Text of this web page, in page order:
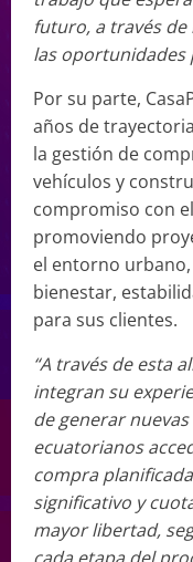
futuro, a través
las oportunidades
Por su parte,
años de
la gestión de
vehículos y
compromiso con
promoviendo
el entorno
bienestar,
para sus clientes.
“A través de esta
integran su
de generar
ecuatorianos
compra
significativo y
mayor libertad,